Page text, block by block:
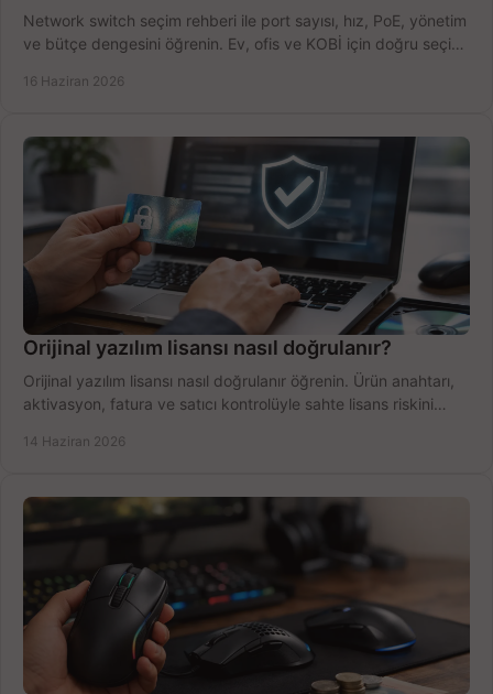
Network switch seçim rehberi ile port sayısı, hız, PoE, yönetim
ve bütçe dengesini öğrenin. Ev, ofis ve KOBİ için doğru seçimi
16 Haziran 2026
Orijinal yazılım lisansı nasıl doğrulanır?
Orijinal yazılım lisansı nasıl doğrulanır öğrenin. Ürün anahtarı,
aktivasyon, fatura ve satıcı kontrolüyle sahte lisans riskini
14 Haziran 2026